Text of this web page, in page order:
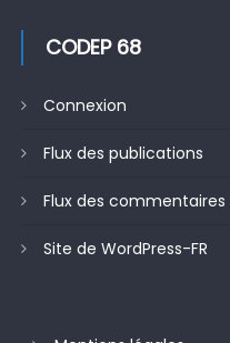
CODEP 68
Connexion
Flux des publications
Flux des commentaires
Site de WordPress-FR